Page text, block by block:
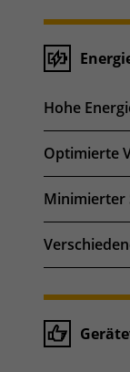
Hohe
Optimierte
Minimierter